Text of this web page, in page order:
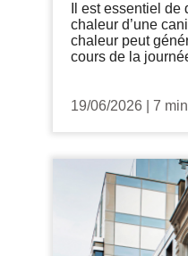
Il est essentiel
chaleur d’une
chaleur peut
cours de la
19/06/2026 7 min